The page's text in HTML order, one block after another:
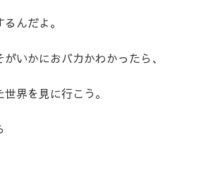
んだよ。
いかにおバカかわかったら、
界を見に行こう。